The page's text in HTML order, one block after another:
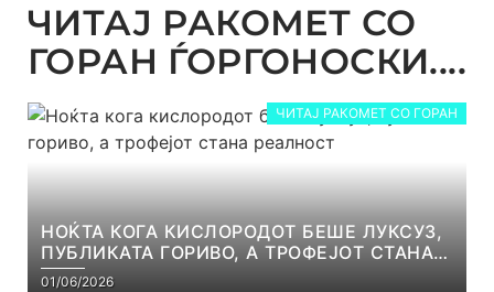
ЧИТАЈ РАКОМЕТ СО
ГОРАН ЃОРГОНОСКИ....
ЧИТАЈ РАКОМЕТ СО ГОРАН
НОЌТА КОГА КИСЛОРОДОТ БЕШЕ ЛУКСУЗ,
ПУБЛИКАТА ГОРИВО, А ТРОФЕЈОТ СТАНА
РЕАЛНОСТ
01/06/2026